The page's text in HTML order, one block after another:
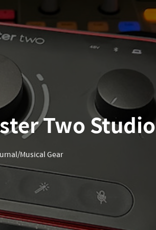
Two Studio
Musical Gear